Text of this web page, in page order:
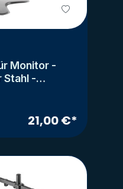
Monitor -
-
21,00 €*